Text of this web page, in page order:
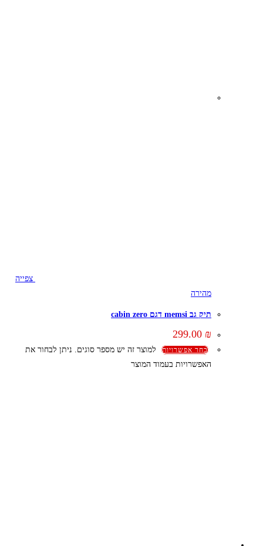
צפייה
מהירה
תיק גב memsi דגם cabin zero
299.00 ₪
בחר אפשרויות
למוצר זה יש מספר סוגים. ניתן לבחור את
האפשרויות בעמוד המוצר